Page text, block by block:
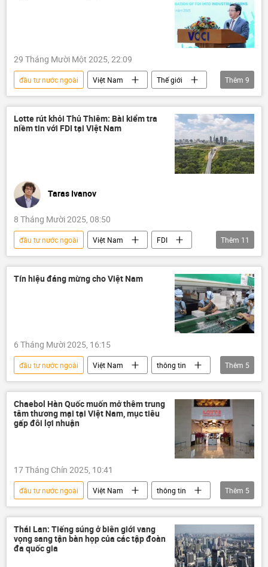
29 Tháng Mười Một 2025, 22:09
đầu tư nước ngoài Việt Nam
Thế giới
Chính trị
Kinh tế
FDI
Bộ Tài Chính VN
đầu tư
tăng trưởng kinh tế
Bộ Kế hoạch và Đầu tư
Thêm 9
Lotte rút khỏi Thủ Thiêm: Bài kiểm tra
niềm tin với FDI tại Việt Nam
Taras Ivanov
8 Tháng Mười 2025, 08:50
đầu tư nước ngoài Việt Nam
FDI
thoái vốn
dự án
Thủ Thiêm
Thành phố Hồ Chí Minh
thủ tục
hành chính
Thêm 11
Tín hiệu đáng mừng cho Việt Nam
6 Tháng Mười 2025, 16:15
đầu tư nước ngoài Việt Nam
thông tin
doanh nghiệp
Kinh tế
FDI
đầu tư
Bộ Kế hoạch và Đầu tư
Thêm 5
Chaebol Hàn Quốc muốn mở thêm trung
tâm thương mại tại Việt Nam, mục tiêu
gấp đôi lợi nhuận
17 Tháng Chín 2025, 10:41
đầu tư nước ngoài Việt Nam
thông tin
đầu tư
Lotte
Hàn Quốc
Kinh tế
chiến lược phát triển kinh tế
Thêm 5
Thái Lan: Tiếng súng ở biên giới vang
vọng sang tận bàn họp của các tập đoàn
đa quốc gia